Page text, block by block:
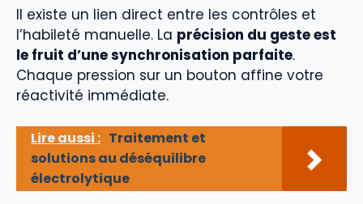
Il existe un lien direct entre les contrôles et
l’habileté manuelle. La précision du geste est
le fruit d’une synchronisation parfaite.
Chaque pression sur un bouton affine votre
réactivité immédiate.
Lire aussi : Traitement et
solutions au déséquilibre
électrolytique